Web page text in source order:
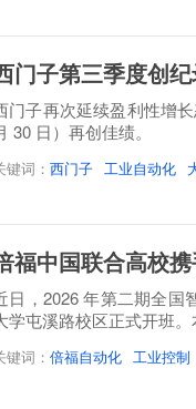
门子第三季度创
门子再次延续盈利性增
30 日）再创佳绩。
键词： 西门子 工业自动化
福中国联合高校
日，2026 年第二期全国
学屯溪路校区正式开班
键词： 倍福自动化 工业控制